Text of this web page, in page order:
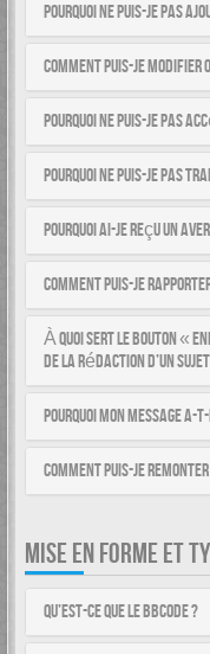
Pourquoi ne puis-je pas
Comment puis-je modifier
Pourquoi ne puis-je pas
Pourquoi ne puis-je pas
Pourquoi ai-je reçu un
Comment puis-je
À quoi sert le bouton «
de la rédaction d’un
Pourquoi mon message
Comment puis-je
MISE EN FORME ET
Qu’est-ce que le BBCode ?